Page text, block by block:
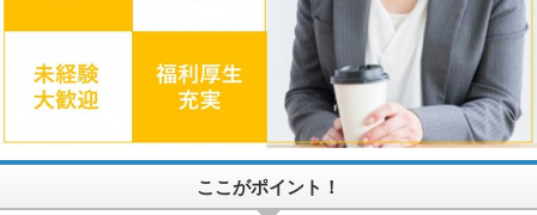
ここがポイント！